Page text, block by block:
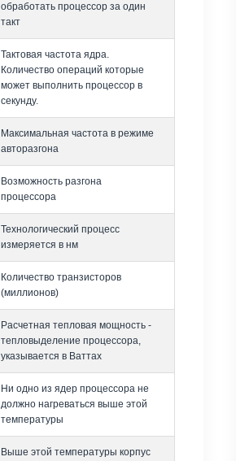
обработать процессор за один
такт
Тактовая частота ядра.
Количество операций которые
может выполнить процессор в
секунду.
Максимальная частота в режиме
авторазгона
Возможность разгона
процессора
Технологический процесс
измеряется в нм
Количество транзисторов
(миллионов)
Расчетная тепловая мощность -
тепловыделение процессора,
указывается в Ваттах
Ни одно из ядер процессора не
должно нагреваться выше этой
температуры
Выше этой температуры корпус